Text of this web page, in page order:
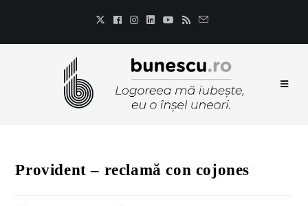
Provident – reclamă con cojones